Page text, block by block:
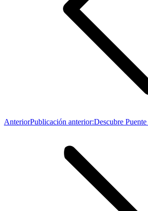
AnteriorPublicación anterior:Descubre